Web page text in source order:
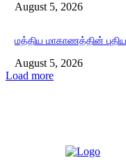
August 5, 2026
மத்திய மாகாணத்தின்
August 5, 2026
Load more